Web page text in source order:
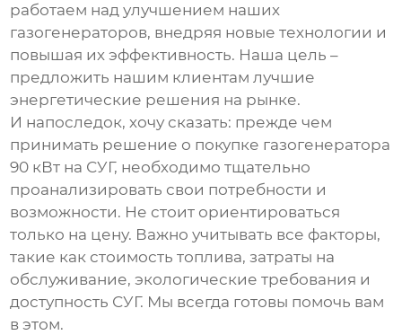
работаем над улучшением наших
газогенераторов, внедряя новые технологии и
повышая их эффективность. Наша цель –
предложить нашим клиентам лучшие
энергетические решения на рынке.
И напоследок, хочу сказать: прежде чем
принимать решение о покупке газогенератора
90 кВт на СУГ, необходимо тщательно
проанализировать свои потребности и
возможности. Не стоит ориентироваться
только на цену. Важно учитывать все факторы,
такие как стоимость топлива, затраты на
обслуживание, экологические требования и
доступность СУГ. Мы всегда готовы помочь вам
в этом.